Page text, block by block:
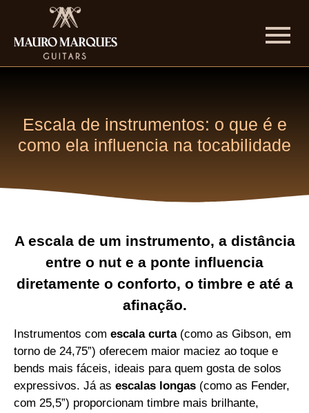
Escala de instrumentos: o que é e
como ela influencia na tocabilidade
A escala de um instrumento, a distância
entre o nut e a ponte influencia
diretamente o conforto, o timbre e até a
afinação.
Instrumentos com escala curta(como as Gibson, em
torno de 24,75”) oferecem maior maciez ao toque e
bends mais fáceis, ideais para quem gosta de solos
expressivos. Já as escalas longas (como as Fender,
com 25,5”) proporcionam timbre mais brilhante,